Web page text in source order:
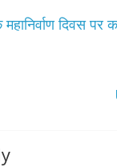
s e दिवस पर